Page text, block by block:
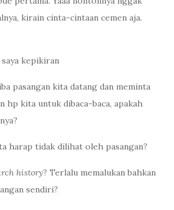
kirain cinta-cintaan cemen aja.
kepikiran
pasangan kita datang dan meminta
hp kita untuk dibaca-baca, apakah
harap tidak dilihat oleh pasangan?
history? Terlalu memalukan bahkan
sendiri?